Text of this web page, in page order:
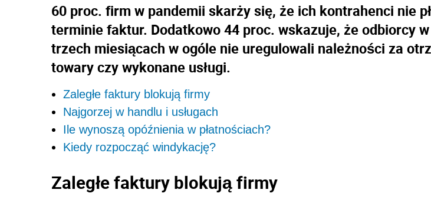
60 proc. firm w pandemii skarży się, że ich kontrahenci nie
terminie faktur. Dodatkowo 44 proc. wskazuje, że odbiorcy
trzech miesiącach w ogóle nie uregulowali należności za
towary czy wykonane usługi.
Zaległe faktury blokują firmy
Najgorzej w handlu i usługach
Ile wynoszą opóźnienia w płatnościach?
Kiedy rozpocząć windykację?
Zaległe faktury blokują firmy